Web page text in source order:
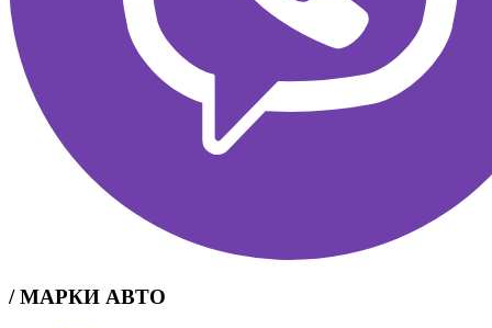
/ МАРКИ АВТО